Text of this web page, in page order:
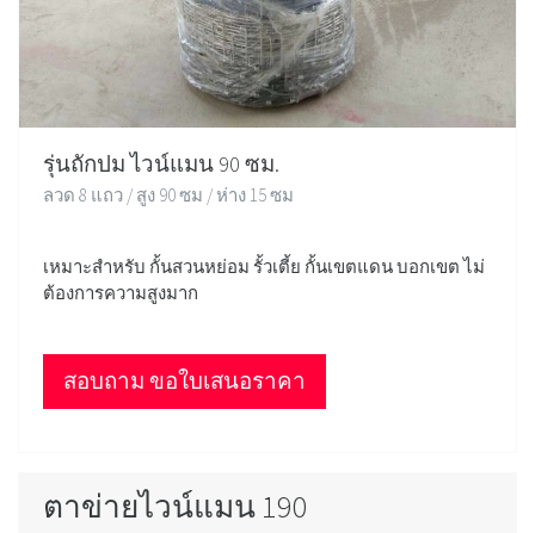
รุ่นถักปม ไวน์แมน 90 ซม.
ลวด 8 แถว / สูง 90 ซม / ห่าง 15 ซม
เหมาะสำหรับ กั้นสวนหย่อม รั้วเตี้ย กั้นเขตแดน บอกเขต ไม่
ต้องการความสูงมาก
สอบถาม ขอใบเสนอราคา
ตาข่ายไวน์แมน 190